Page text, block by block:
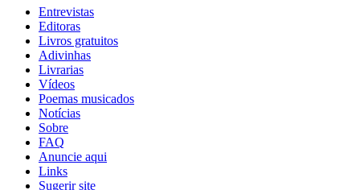
Entrevistas
Editoras
Livros gratuitos
Adivinhas
Livrarias
Vídeos
Poemas musicados
Notícias
Sobre
FAQ
Anuncie aqui
Links
Sugerir site